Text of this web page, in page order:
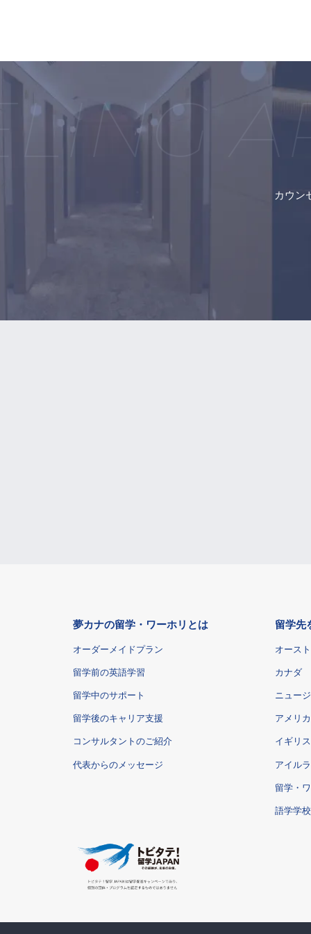
カウン
夢カナの留学・ワーホリとは
オーダーメイドプラン
留学前の英語学習
留学中のサポート
留学後のキャリア支援
コンサルタントのご紹介
代表からのメッセージ
留学先
オース
カナダ
ニュー
アメリカ
イギリス
アイル
留学・
語学学